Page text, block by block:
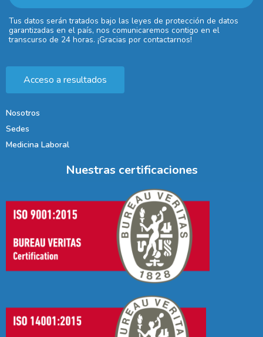
Tus datos serán tratados bajo las leyes de protección de datos
garantizadas en el país, nos comunicaremos contigo en el
transcurso de 24 horas. ¡Gracias por contactarnos!
Acceso a resultados
Nosotros
Sedes
Medicina Laboral
Nuestras certificaciones